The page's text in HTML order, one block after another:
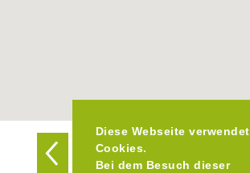
Diese Webseite verwendet
Cookies.
Bei dem Besuch dieser
Zurück zur Übersicht